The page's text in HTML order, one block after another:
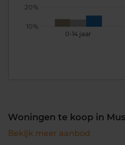
0-14 jaar
10%
20%
Woningen te koop in
Bekijk meer aanbod